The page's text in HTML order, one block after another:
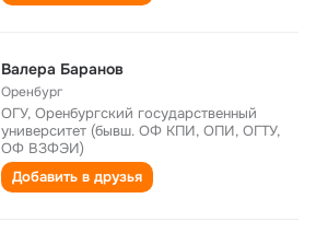
Валера Баранов
Оренбург
ОГУ, Оренбургский государственный
университет (бывш. ОФ КПИ, ОПИ, ОГТУ,
ОФ ВЗФЭИ)
Добавить в друзья